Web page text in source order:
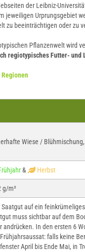
der Leibniz-
jeweiligen Urprungsgebiet
zu beeinträchtigen oder zu
Pflanzenwelt wird
regiotypisches Futter- und
Wiese /
& Herbst
g/m²
Saatgut auf ein
muss sichtbar auf dem
andrücken. In den ersten 6
falls keine
April bis Ende Mai, in